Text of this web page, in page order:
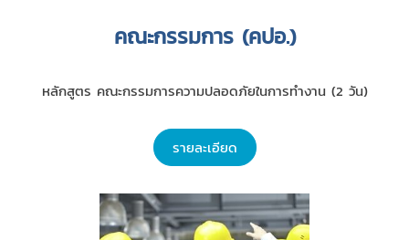
คณะกรรมการ (คปอ.)
หลักสูตร คณะกรรมการความปลอดภัยในการทำงาน (2 วัน)
รายละเอียด